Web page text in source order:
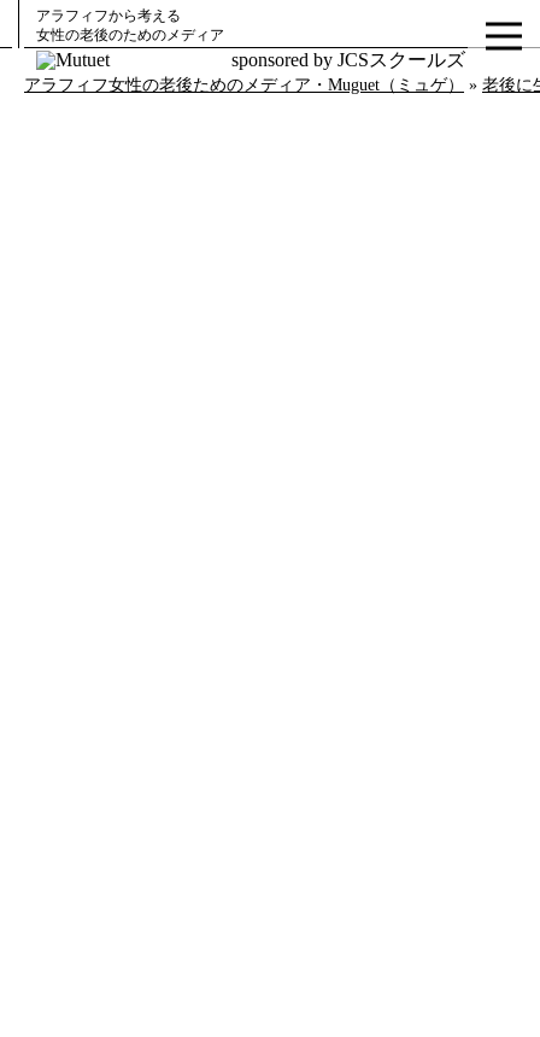
アラフィフから考える
女性の老後のためのメディア
sponsored by JCSスクールズ
アラフィフ女性の老後ためのメディア・Muguet（ミュゲ） » 老後に